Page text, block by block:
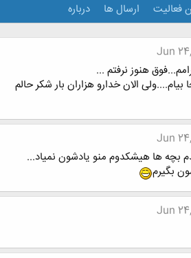
فعالیت ارسال ها درباره
Jun
هنوز نرفتم ...
بیام....ولی الان خدارو هزاران بار شکر حالم
Jun
بچه ها هیشکدوم منو یادشون نمیاد...
بگیرم
Jun